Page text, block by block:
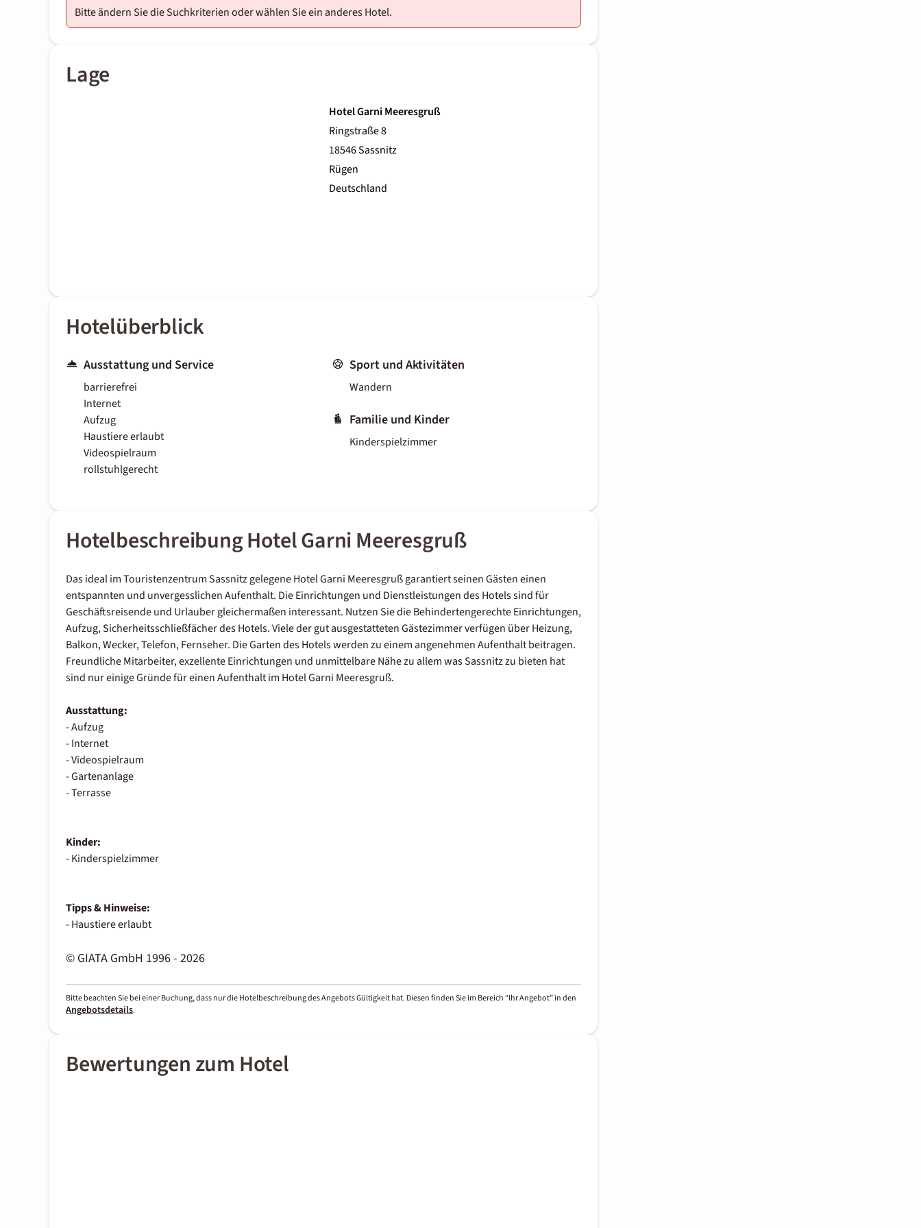
Bitte ändern Sie die Suchkriterien oder wählen Sie ein anderes Hotel.
Lage
Hotel Garni Meeresgruß
Ringstraße 8
18546 Sassnitz
Rügen
Deutschland
Hotelüberblick
Ausstattung und Service
barrierefrei
Internet
Aufzug
Haustiere erlaubt
Videospielraum
rollstuhlgerecht
Sport und Aktivitäten
Wandern
Familie und Kinder
Kinderspielzimmer
Hotelbeschreibung Hotel Garni Meeresgruß
Das ideal im Touristenzentrum Sassnitz gelegene Hotel Garni Meeresgruß garantiert seinen Gästen einen
entspannten und unvergesslichen Aufenthalt. Die Einrichtungen und Dienstleistungen des Hotels sind für
Geschäftsreisende und Urlauber gleichermaßen interessant. Nutzen Sie die Behindertengerechte Einrichtungen,
Aufzug, Sicherheitsschließfächer des Hotels. Viele der gut ausgestatteten Gästezimmer verfügen über Heizung,
Balkon, Wecker, Telefon, Fernseher. Die Garten des Hotels werden zu einem angenehmen Aufenthalt beitragen.
Freundliche Mitarbeiter, exzellente Einrichtungen und unmittelbare Nähe zu allem was Sassnitz zu bieten hat
sind nur einige Gründe für einen Aufenthalt im Hotel Garni Meeresgruß.
Ausstattung:
- Aufzug
- Internet
- Videospielraum
- Gartenanlage
- Terrasse
Kinder:
- Kinderspielzimmer
Tipps & Hinweise:
- Haustiere erlaubt
© GIATA GmbH 1996 - 2026
Bitte beachten Sie bei einer Buchung, dass nur die Hotelbeschreibung des Angebots Gültigkeit hat. Diesen finden Sie im Bereich “Ihr Angebot” in den
Angebotsdetails.
Bewertungen zum Hotel